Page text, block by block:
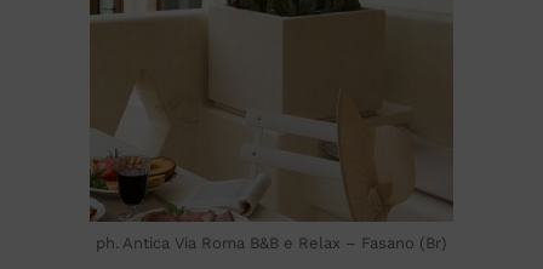
ph. Antica Via Roma B&B e Relax – Fasano (Br)